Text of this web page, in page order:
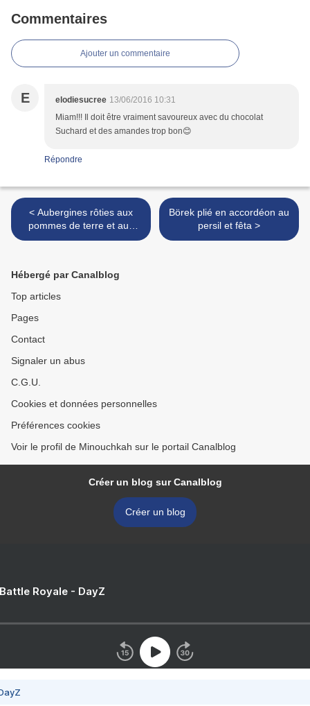
Commentaires
Ajouter un commentaire
E elodiesucree 13/06/2016 10:31
Miam!!! Il doit être vraiment savoureux avec du chocolat
Suchard et des amandes trop bon😊
Répondre
< Aubergines rôties aux
pommes de terre et aux
herbes
Börek plié en accordéon au
persil et fêta >
Hébergé par Canalblog
Top articles
Pages
Contact
Signaler un abus
C.G.U.
Cookies et données personnelles
Préférences cookies
Voir le profil de Minouchkah sur le portail Canalblog
Créer un blog sur Canalblog
Créer un blog
Royale - DayZ